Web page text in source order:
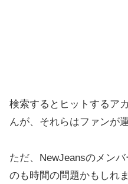
検索するとヒットするア
んが、それらはファンが
ただ、NewJeansのメン
のも時間の問題かもしれま